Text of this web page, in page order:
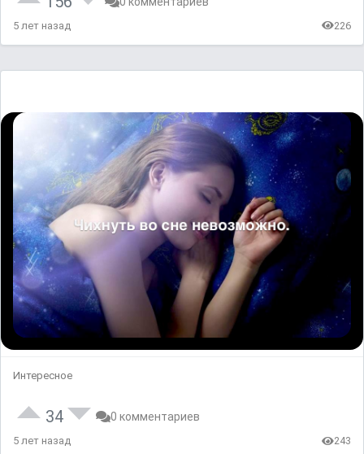
5 лет назад 226
Интересное
34 0 комментариев
5 лет назад 243